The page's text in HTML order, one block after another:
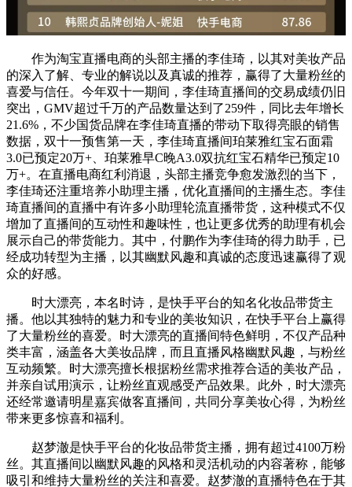
作为淘宝直播电商的头部主播的李佳琦，以其对美妆产品
的深入了解、专业的解说以及真诚的推荐，赢得了大量粉丝的
喜爱与信任。今年双十一期间，李佳琦直播间的交易成绩仍旧
突出，GMV超过千万的产品数量达到了259件，同比去年增长
21.6%，不少国货品牌在李佳琦直播的带动下取得亮眼的销售
数据，双十一预售第一天，李佳琦直播间珀莱雅红宝石面霜
3.0已预定20万+、珀莱雅早C晚A3.0双抗红宝石精华已预定10
万+。在直播电商红利消退，头部主播竞争愈发激烈的当下，
李佳琦还注重培养小助理主播，优化直播间的主播生态。李佳
琦直播间的直播中有许多小助理轮流直播带货，这种模式不仅
增加了直播间的互动性和趣味性，也让更多优秀的助理有机会
展示自己的带货能力。其中，付鹏作为李佳琦的得力助手，已
经成功转型为主播，以其幽默风趣和真诚的态度迅速赢得了观
众的好感。
时大漂亮，本名时诗，是快手平台的知名化妆品带货主
播。他以其独特的魅力和专业的美妆知识，在快手平台上赢得
了大量粉丝的喜爱。时大漂亮的直播间特色鲜明，不仅产品种
类丰富，涵盖各大美妆品牌，而且直播风格幽默风趣，与粉丝
互动频繁。时大漂亮擅长根据粉丝需求推荐合适的美妆产品，
并亲自试用演示，让粉丝直观感受产品效果。此外，时大漂亮
还经常邀请明星嘉宾做客直播间，共同分享美妆心得，为粉丝
带来更多惊喜和福利。
赵梦澈是快手平台的化妆品带货主播，拥有超过4100万粉
丝。其直播间以幽默风趣的风格和灵活机动的内容著称，能够
吸引和维持大量粉丝的关注和喜爱。赵梦澈的直播特色在于其